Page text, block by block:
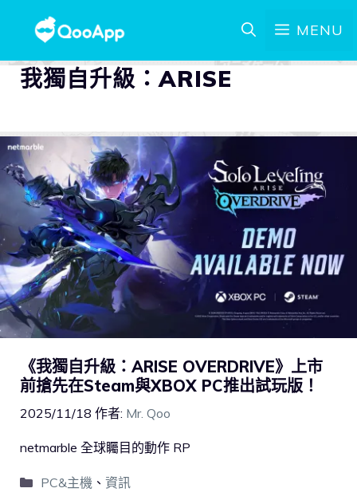
MENU
我獨自升級：ARISE
《我獨自升級：ARISE OVERDRIVE》上市
前搶先在Steam與XBOX PC推出試玩版！
2025/11/18 作者: Mr. Qoo
netmarble 全球矚目的動作 RP
PC&主機、 資訊